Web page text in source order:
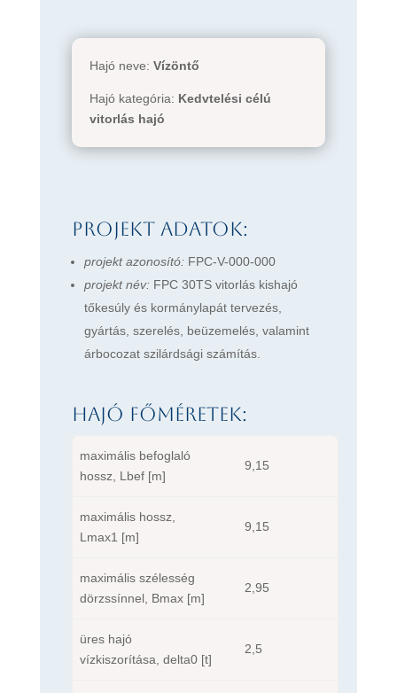
Hajó neve: Vízöntő
Hajó kategória: Kedvtelési célú
vitorlás hajó
Projekt adatok:
projekt azonosító:FPC-V-000-000
projekt név:FPC 30TS vitorlás kishajó
tőkesúly és kormánylapát tervezés,
gyártás, szerelés, beüzemelés, valamint
árbocozat szilárdsági számítás.
Hajó főméretek:
maximális befoglaló
hossz, Lbef [m]
9,15
maximális hossz,
Lmax1 [m]
9,15
maximális szélesség
dörzssínnel, Bmax [m]
2,95
üres hajó
vízkiszorítása, delta0 [t]
2,5